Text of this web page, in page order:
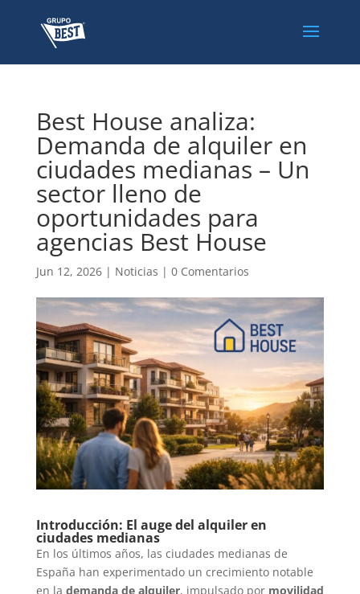
Best House analiza:
Demanda de alquiler en
ciudades medianas – Un
sector lleno de
oportunidades para
agencias Best House
Jun 12, 2026| Noticias | 0 Comentarios
Introducción: El auge del alquiler en
ciudades medianas
En los últimos años, las ciudades medianas de
España han experimentado un crecimiento notable
en la demanda de alquiler, impulsado por movilidad